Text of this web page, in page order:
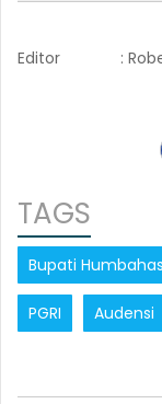
Editor :
TAGS
Bupati Humbahas
PGRI Audensi